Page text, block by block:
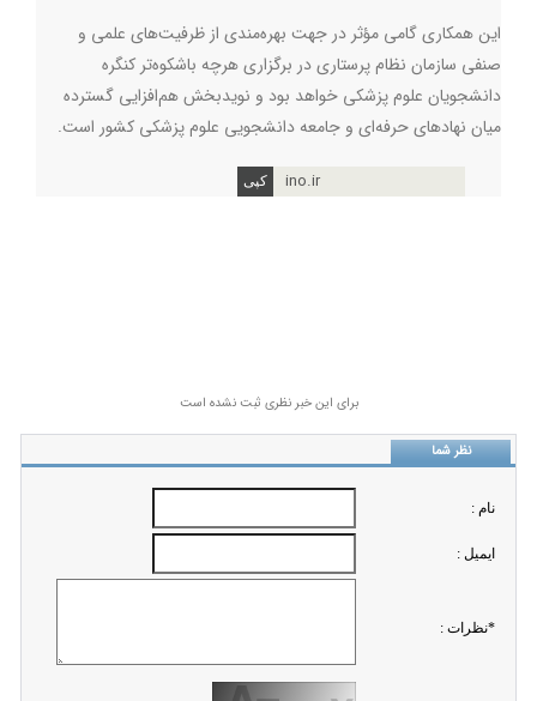
این همکاری گامی مؤثر در جهت بهره‌مندی از ظرفیت‌های علمی و
صنفی سازمان نظام پرستاری در برگزاری هرچه باشکوه‌تر کنگره
دانشجویان علوم پزشکی خواهد بود و نویدبخش هم‌افزایی گسترده
میان نهادهای حرفه‌ای و جامعه دانشجویی علوم پزشکی کشور است.
ino.ir
برای این خبر نظری ثبت نشده است
نظر شما
نام :
ايميل :
*نظرات :